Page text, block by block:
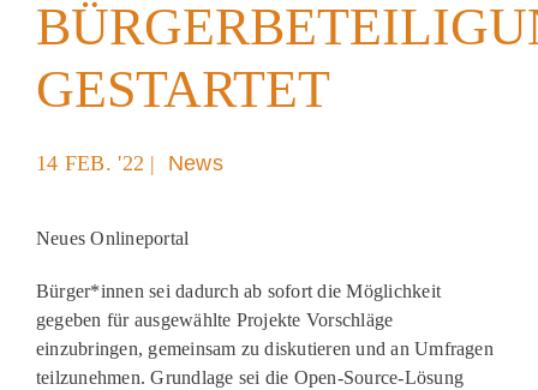
GESTARTET
14 FEB. '22 | News
Neues Onlineportal
Bürger*innen sei dadurch ab sofort die Möglichkeit
gegeben für ausgewählte Projekte Vorschläge
einzubringen, gemeinsam zu diskutieren und an Umfragen
teilzunehmen. Grundlage sei die Open-Source-Lösung